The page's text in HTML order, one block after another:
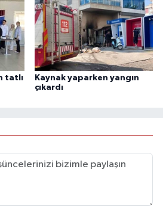
tatlı
Kaynak yaparken yangın
çıkardı